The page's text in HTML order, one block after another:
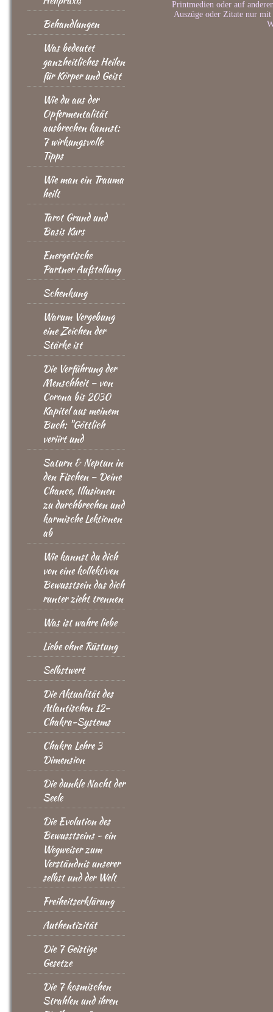
Behandlungen
Was bedeutet
ganzheitliches Heilen
für Körper und Geist
Wie du aus der
Opfermentalität
ausbrechen kannst:
7 wirkungsvolle
Tipps
Wie man ein Trauma
heilt
Tarot Grund und
Basis Kurs
Energetische
Partner Aufstellung
Schenkung
Warum Vergebung
eine Zeichen der
Stärke ist
Die Verführung der
Menschheit – von
Corona bis 2030
Kapitel aus meinem
Buch: "Göttlich
veriirt und
Saturn & Neptun in
den Fischen – Deine
Chance, Illusionen
zu durchbrechen und
karmische Lektionen
ab
Wie kannst du dich
von eine kollektiven
Bewusstsein das dich
runter zieht trennen
Was ist wahre liebe
Liebe ohne Rüstung
Selbstwert
Die Aktualität des
Atlantischen 12-
Chakra-Systems
Chakra Lehre 3
Dimension
Die dunkle Nacht der
Seele
Die Evolution des
Bewusstseins - ein
Wegweiser zum
Verständnis unserer
selbst und der Welt
Freiheitserklärung
Authentizität
Die 7 Geistige
Gesetze
Die 7 kosmischen
Strahlen und ihren
Printmedien oder auf
Auszüge oder Zitate nur mit